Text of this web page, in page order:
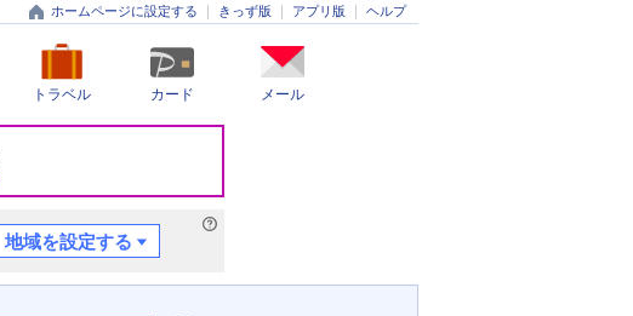
ホームページに設定する きっず版 アプリ版 ヘルプ
トラベル カード メール
地域を設定する